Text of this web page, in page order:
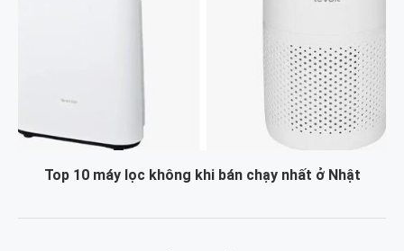
Top 10 máy lọc không khi bán chạy nhất ở Nhật